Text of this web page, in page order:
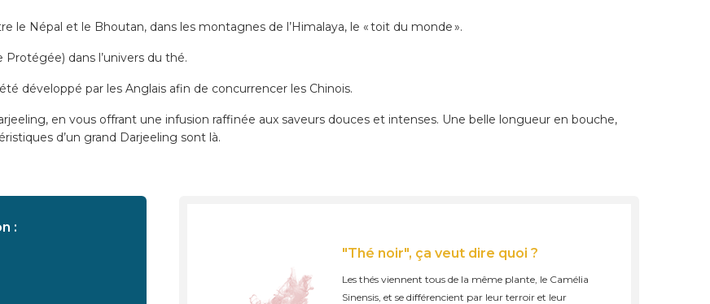
le Népal et le Bhoutan, dans les montagnes de l’Himalaya, le « toit du monde ».
dans l’univers du thé.
développé par les Anglais afin de concurrencer les Chinois.
en vous offrant une infusion raffinée aux saveurs douces et intenses. Une belle longueur en bouche,
d’un grand Darjeeling sont là.
:
"Thé noir", ça veut dire quoi ?
Les thés viennent tous de la même plante, le Camélia
Sinensis, et se différencient par leur terroir et leur